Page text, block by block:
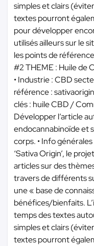
simples et clairs
textes pourront
pour développer
utilisés ailleurs sur le
les points de
#2 THEME : Huile de
• Industrie : CBD
référence :
clés : huile CBD /
Développer l’article
endocannabinoïde et
corps. • Info
‘Sativa Origin’, le
articles sur des
travers de différents
une « base de
bénéfices/bienfaits.
temps des textes
simples et clairs
textes pourront